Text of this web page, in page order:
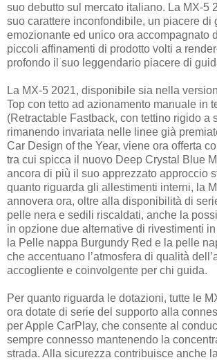
suo debutto sul mercato italiano. La MX-5
suo carattere inconfondibile, un piacere di
emozionante ed unico ora accompagnato
piccoli affinamenti di prodotto volti a
profondo il suo leggendario piacere di
La MX-5 2021, disponibile sia nella
Top con tetto ad azionamento manuale in
(Retractable Fastback, con tettino rigido a
rimanendo invariata nelle linee già
Car Design of the Year, viene ora offerta
tra cui spicca il nuovo Deep Crystal Blue
ancora di più il suo apprezzato approccio
quanto riguarda gli allestimenti interni, la
annovera ora, oltre alla disponibilità di
pelle nera e sedili riscaldati, anche la
in opzione due alternative di rivestimenti
la Pelle nappa Burgundy Red e la pelle
che accentuano l’atmosfera di qualità
accogliente e coinvolgente per chi guida.
Per quanto riguarda le dotazioni, tutte le
ora dotate di serie del supporto alla
per Apple CarPlay, che consente al
sempre connesso mantenendo la
strada. Alla sicurezza contribuisce anche